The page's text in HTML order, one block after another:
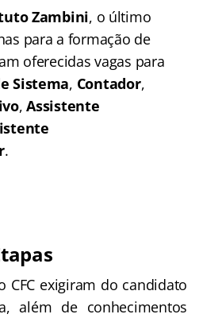
Zambini, o último
para a formação de
oferecidas vagas para
Sistema, Contador,
,Assistente
.
CFC exigiram do candidato
além de conhecimentos